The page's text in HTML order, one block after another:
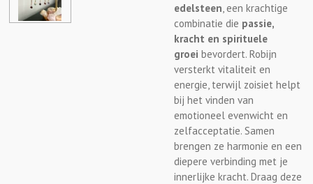
edelsteen, een krachtige
combinatie die passie,
kracht en spirituele
groei bevordert. Robijn
versterkt vitaliteit en
energie, terwijl zoisiet helpt
bij het vinden van
emotioneel evenwicht en
zelfacceptatie. Samen
brengen ze harmonie en een
diepere verbinding met je
innerlijke kracht. Draag deze